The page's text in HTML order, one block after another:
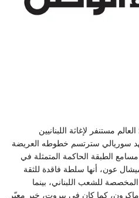
مستنفر لإغاثة اللبنانيين
سوريالي سترتسم خطوطه ‏العريضة
الطبقة الحاكمة المتمثلة في
عون، أنها سلطة فاقدة للثقة
للشعب اللبناني، بينما
كما ‏كان في بيروت، خير معبّر